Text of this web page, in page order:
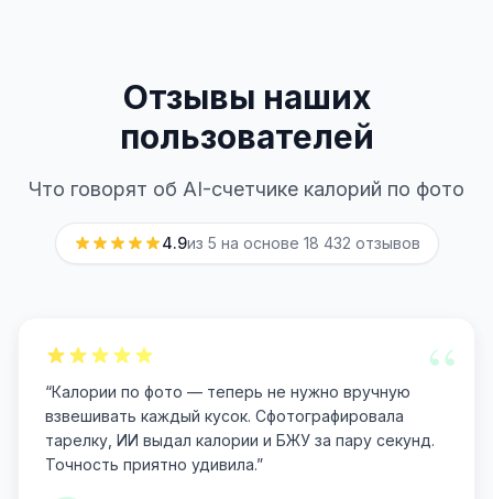
Отзывы наших
пользователей
Что говорят об AI-счетчике калорий по фото
4.9из 5 на основе 18 432 отзывов
“
“Калории по фото — теперь не нужно вручную
взвешивать каждый кусок. Сфотографировала
тарелку, ИИ выдал калории и БЖУ за пару секунд.
Точность приятно удивила.”